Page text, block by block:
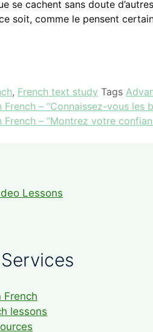
se cachent sans doute
soit, comme le pensent
, French text study Tags
– “Connaissez-vous les
French – “Montrez votre
Lessons
French
lessons